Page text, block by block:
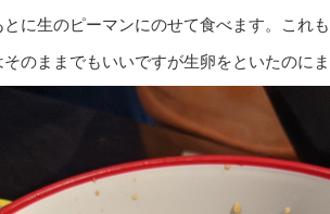
とに生のピーマンにのせて食べます。これ
のままでもいいですが生卵をといたのにま